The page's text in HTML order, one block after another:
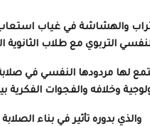
والهشاشة في غياب استعاب
التربوي مع طلاب الثانوية
لها مردودها النفسي في
وخلافه والفجوات الفكرية
والذي بدوره تأثير في بناء